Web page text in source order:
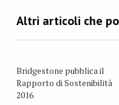
Bridgestone pubblica il
Rapporto di Sostenibilità
2016